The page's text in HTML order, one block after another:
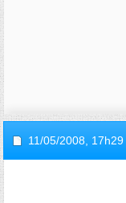
11/05/2008, 17h29